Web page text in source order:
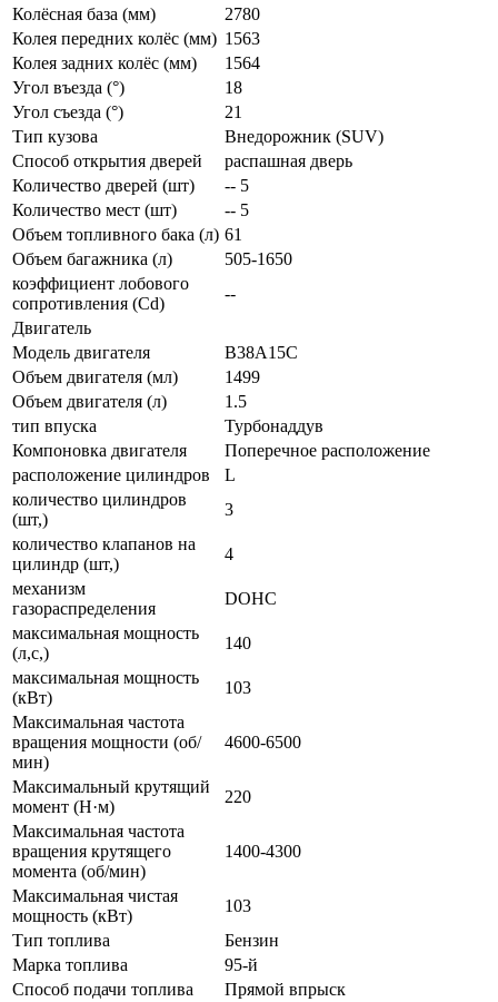
Колёсная база (мм)
2780
Колея передних колёс (мм) 1563
Колея задних колёс (мм)
1564
Угол въезда (°)
18
Угол съезда (°)
21
Тип кузова
Внедорожник (SUV)
Способ открытия дверей
распашная дверь
Количество дверей (шт)
-- 5
Количество мест (шт)
-- 5
Объем топливного бака (л) 61
Объем багажника (л)
505-1650
коэффициент лобового
сопротивления (Cd)
--
Двигатель
Модель двигателя
B38A15C
Объем двигателя (мл)
1499
Объем двигателя (л)
1.5
тип впуска
Турбонаддув
Компоновка двигателя
Поперечное расположение
расположение цилиндров
L
количество цилиндров
(шт,)
3
количество клапанов на
цилиндр (шт,)
4
механизм
газораспределения
DOHC
максимальная мощность
(л,с,)
140
максимальная мощность
(кВт)
103
Максимальная частота
вращения мощности (об/
мин)
4600-6500
Максимальный крутящий
момент (Н·м)
220
Максимальная частота
вращения крутящего
момента (об/мин)
1400-4300
Максимальная чистая
мощность (кВт)
103
Тип топлива
Бензин
Марка топлива
95-й
Способ подачи топлива
Прямой впрыск